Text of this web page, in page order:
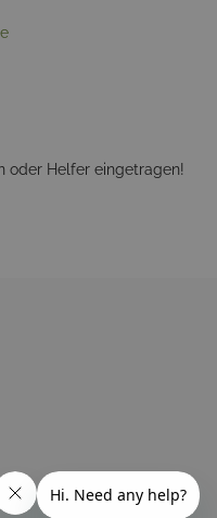
oder Helfer eingetragen!